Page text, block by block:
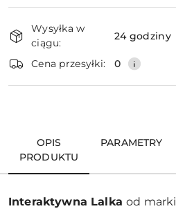
i
dostawa
Wysyłka w
ciągu:
24 godziny
Cena przesyłki: 0
OPIS
PRODUKTU
PARAMETRY
Interaktywna Lalkaod marki